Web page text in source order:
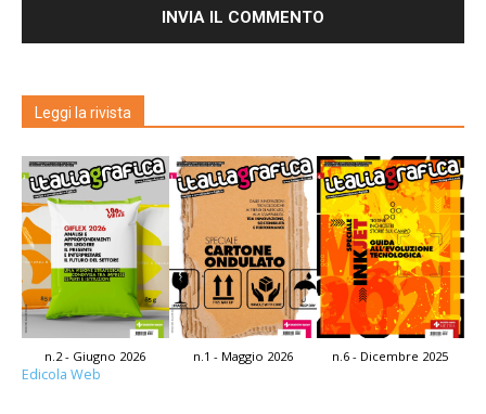
Leggi la rivista
n.2 - Giugno 2026 n.1 - Maggio 2026 n.6 - Dicembre 2025
Edicola Web